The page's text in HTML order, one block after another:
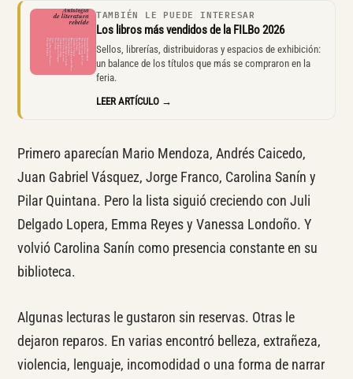
TAMBIÉN LE PUEDE INTERESAR
Los libros más vendidos de la FILBo 2026
Sellos, librerías, distribuidoras y espacios de exhibición:
un balance de los títulos que más se compraron en la
feria.
LEER ARTÍCULO →
Primero aparecían Mario Mendoza, Andrés Caicedo,
Juan Gabriel Vásquez, Jorge Franco, Carolina Sanín y
Pilar Quintana. Pero la lista siguió creciendo con Juli
Delgado Lopera, Emma Reyes y Vanessa Londoño. Y
volvió Carolina Sanín como presencia constante en su
biblioteca.
Algunas lecturas le gustaron sin reservas. Otras le
dejaron reparos. En varias encontró belleza, extrañeza,
violencia, lenguaje, incomodidad o una forma de narrar